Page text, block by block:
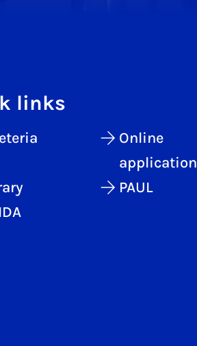
links
Online
application
PAUL